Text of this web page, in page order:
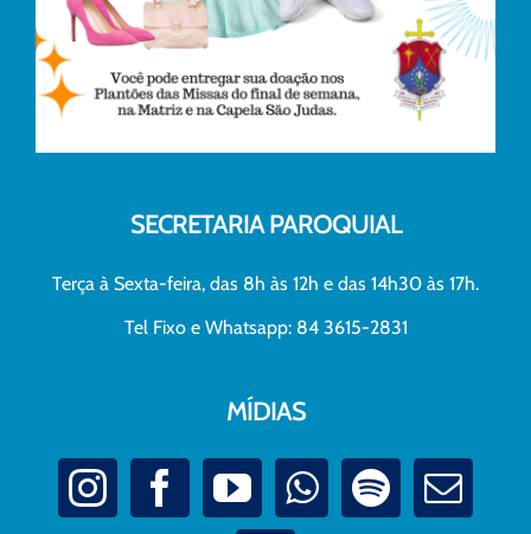
SECRETARIA PAROQUIAL
Terça à Sexta-feira, das 8h às 12h e das 14h30 às 17h.
Tel Fixo e Whatsapp: 84 3615-2831
MÍDIAS